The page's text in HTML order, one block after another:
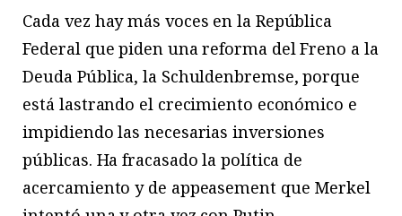
Cada vez hay más voces en la República
Federal que piden una reforma del Freno a la
Deuda Pública, la Schuldenbremse, porque
está lastrando el crecimiento económico e
impidiendo las necesarias inversiones
públicas. Ha fracasado la política de
acercamiento y de appeasement que Merkel